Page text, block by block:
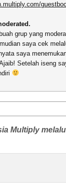
grup yang
saya cek
saya
Setelah iseng
Multiply